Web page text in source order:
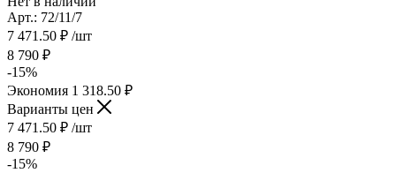
Арт.: 72/11/7
7 471.50 ₽ /шт
8 790 ₽
-15%
Экономия 1 318.50 ₽
Варианты цен
7 471.50 ₽ /шт
8 790 ₽
-15%